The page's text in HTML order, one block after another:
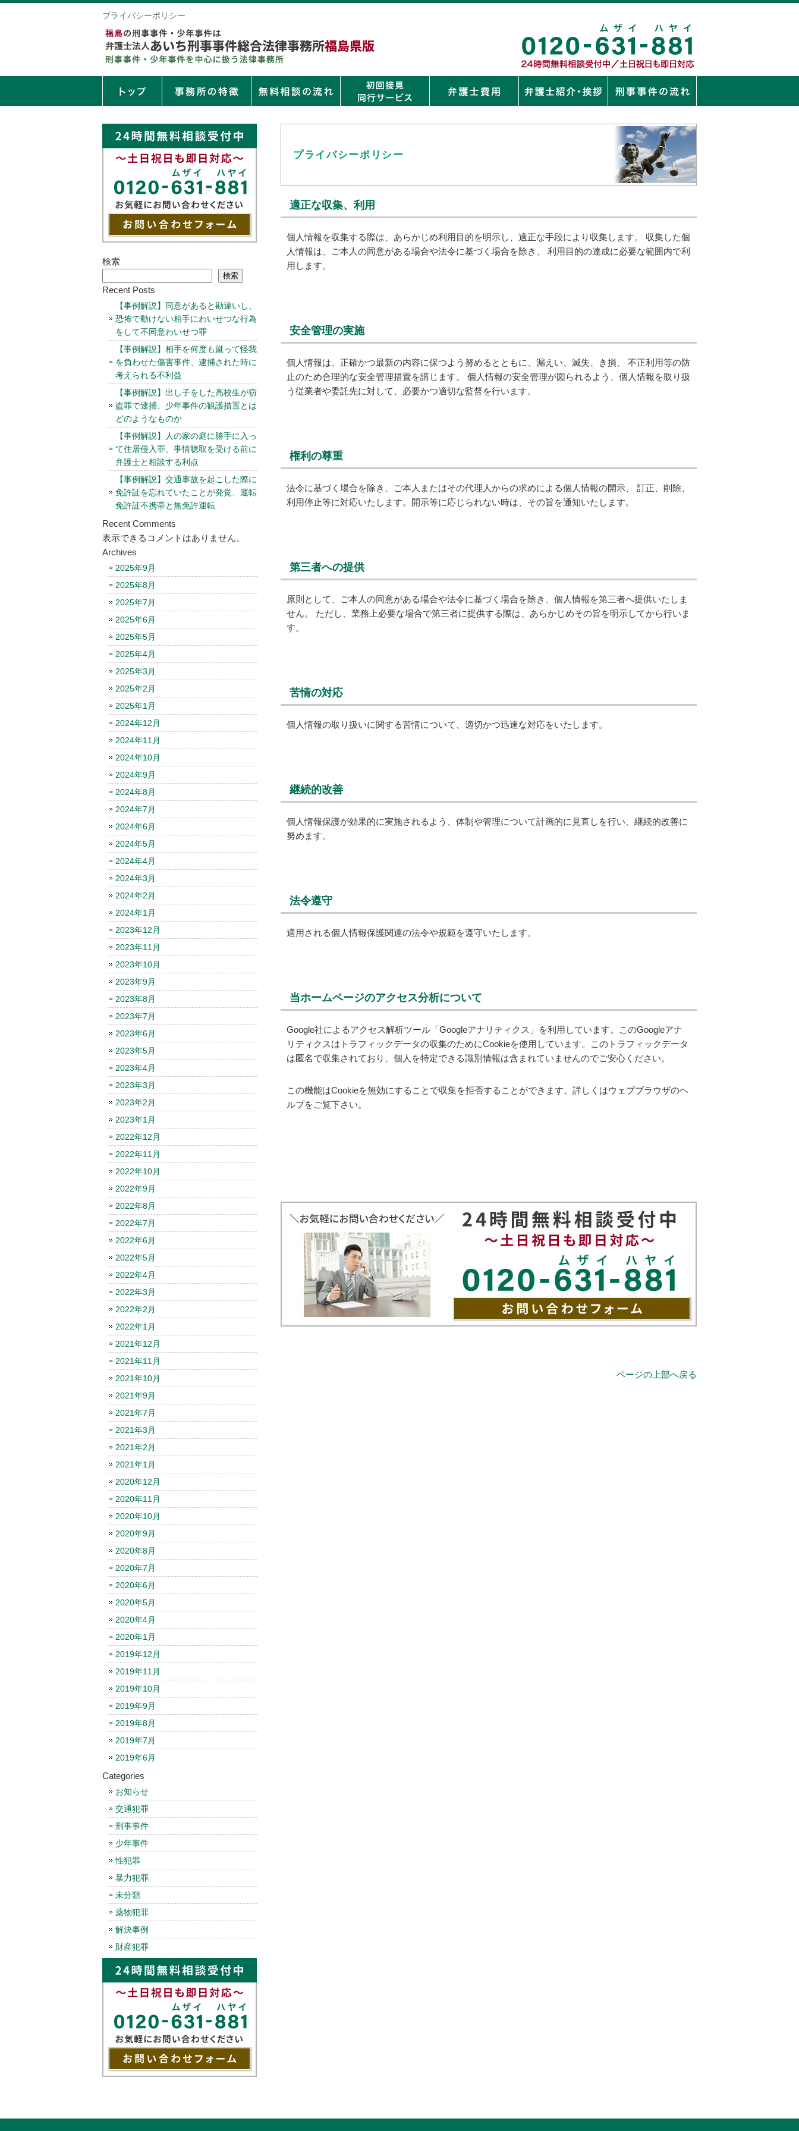
プライバシーポリシー
プライバシーポリシー
適正な収集、利用
個人情報を収集する際は、あらかじめ利用目的を明示し、適正な手段により収集します。 収集した個
人情報は、ご本人の同意がある場合や法令に基づく場合を除き、 利用目的の達成に必要な範囲内で利
用します。
安全管理の実施
個人情報は、正確かつ最新の内容に保つよう努めるとともに、漏えい、滅失、き損、 不正利用等の防
止のため合理的な安全管理措置を講じます。 個人情報の安全管理が図られるよう、個人情報を取り扱
う従業者や委託先に対して、必要かつ適切な監督を行います。
権利の尊重
法令に基づく場合を除き、ご本人またはその代理人からの求めによる個人情報の開示、 訂正、削除、
利用停止等に対応いたします。開示等に応じられない時は、その旨を通知いたします。
第三者への提供
原則として、ご本人の同意がある場合や法令に基づく場合を除き、個人情報を第三者へ提供いたしま
せん。 ただし、業務上必要な場合で第三者に提供する際は、あらかじめその旨を明示してから行いま
す。
苦情の対応
個人情報の取り扱いに関する苦情について、適切かつ迅速な対応をいたします。
継続的改善
個人情報保護が効果的に実施されるよう、体制や管理について計画的に見直しを行い、継続的改善に
努めます。
法令遵守
適用される個人情報保護関連の法令や規範を遵守いたします。
当ホームページのアクセス分析について
Google社によるアクセス解析ツール「Googleアナリティクス」を利用しています。このGoogleアナ
リティクスはトラフィックデータの収集のためにCookieを使用しています。このトラフィックデータ
は匿名で収集されており、個人を特定できる識別情報は含まれていませんのでご安心ください。
この機能はCookieを無効にすることで収集を拒否することができます。詳しくはウェブブラウザのヘ
ルプをご覧下さい。
ページの上部へ戻る
検索
検索
Recent Posts
【事例解説】同意があると勘違いし、
恐怖で動けない相手にわいせつな行為
をして不同意わいせつ罪
【事例解説】相手を何度も蹴って怪我
を負わせた傷害事件、逮捕された時に
考えられる不利益
【事例解説】出し子をした高校生が窃
盗罪で逮捕、少年事件の観護措置とは
どのようなものか
【事例解説】人の家の庭に勝手に入っ
て住居侵入罪、事情聴取を受ける前に
弁護士と相談する利点
【事例解説】交通事故を起こした際に
免許証を忘れていたことが発覚、運転
免許証不携帯と無免許運転
Recent Comments
表示できるコメントはありません。
Archives
2025年9月
2025年8月
2025年7月
2025年6月
2025年5月
2025年4月
2025年3月
2025年2月
2025年1月
2024年12月
2024年11月
2024年10月
2024年9月
2024年8月
2024年7月
2024年6月
2024年5月
2024年4月
2024年3月
2024年2月
2024年1月
2023年12月
2023年11月
2023年10月
2023年9月
2023年8月
2023年7月
2023年6月
2023年5月
2023年4月
2023年3月
2023年2月
2023年1月
2022年12月
2022年11月
2022年10月
2022年9月
2022年8月
2022年7月
2022年6月
2022年5月
2022年4月
2022年3月
2022年2月
2022年1月
2021年12月
2021年11月
2021年10月
2021年9月
2021年7月
2021年3月
2021年2月
2021年1月
2020年12月
2020年11月
2020年10月
2020年9月
2020年8月
2020年7月
2020年6月
2020年5月
2020年4月
2020年1月
2019年12月
2019年11月
2019年10月
2019年9月
2019年8月
2019年7月
2019年6月
Categories
お知らせ
交通犯罪
刑事事件
少年事件
性犯罪
暴力犯罪
未分類
薬物犯罪
解決事例
財産犯罪